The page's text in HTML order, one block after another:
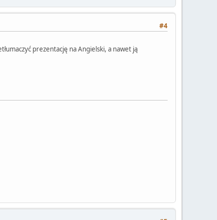
#4
prezentację na Angielski, a nawet ją